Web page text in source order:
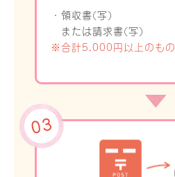
・領収書(写)
または請求書(写)
※合計5,000円以上のもの